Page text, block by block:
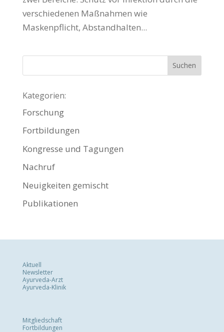
verschiedenen Maßnahmen wie
Maskenpflicht, Abstandhalten...
Kategorien:
Forschung
Fortbildungen
Kongresse und Tagungen
Nachruf
Neuigkeiten gemischt
Publikationen
Aktuell
Newsletter
Ayurveda-Arzt
Ayurveda-Klinik
Mitgliedschaft
Fortbildungen